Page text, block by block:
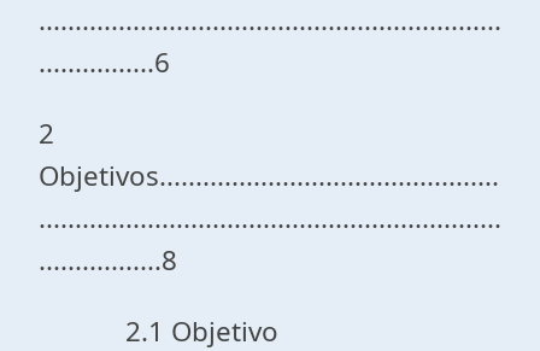
................................................................
................6
2
Objetivos...............................................
................................................................
.................8
2.1 Objetivo